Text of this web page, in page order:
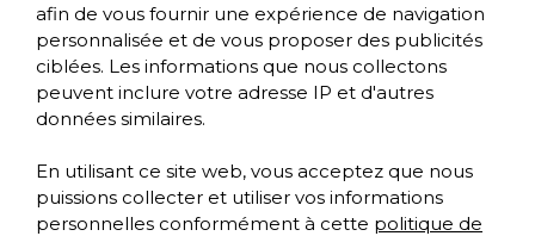
JASPER
Scraper
Classic Collection
afin de vous fournir une expérience de navigation
personnalisée et de vous proposer des publicités
ciblées. Les informations que nous collectons
peuvent inclure votre adresse IP et d'autres
données similaires.
En utilisant ce site web, vous acceptez que nous
puissions collecter et utiliser vos informations
personnelles conformément à cette politique de